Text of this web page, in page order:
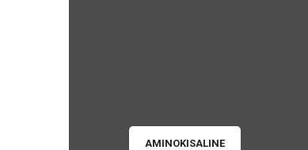
AMINOKISALINE